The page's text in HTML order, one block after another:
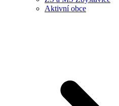
Aktivní obce